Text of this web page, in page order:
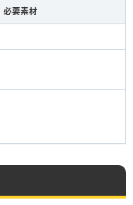
必要素材